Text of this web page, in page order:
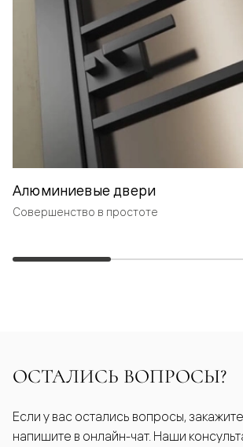
Алюминиевые двери
Совершенство в простоте
ОСТАЛИСЬ ВОПРОСЫ?
Если у вас остались вопросы,
напишите в онлайн-чат. Наши